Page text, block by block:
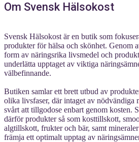
Om Svensk Hälsokost
Svensk Hälsokost är en butik som
produkter för hälsa och skönhet. Genom
form av näringsrika livsmedel och
underlätta upptaget av viktiga
välbefinnande.
Butiken samlar ett brett utbud av
olika livsfaser, där intaget av nödvändiga
svårt att tillgodose enbart genom kosten.
därför produkter så som kosttillskott,
algtillskott, frukter och bär, samt
främja ett optimalt upptag av